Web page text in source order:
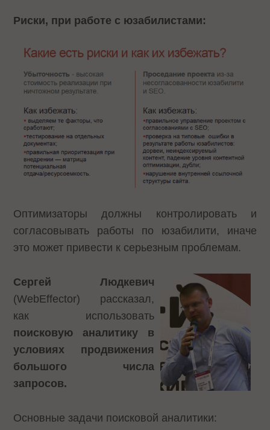
Риски, при работе с юзабилистами:
Оптимизаторы должны контролировать и
согласовывать работы по юзабилити, иначе
это может привести к серьезным проблемам.
Сергей Людкевич
(WebEffector) рассказал,
как использовать
поисковую аналитику в
условиях продвижения
большого числа
запросов.
Основные задачи поисковой аналитики: